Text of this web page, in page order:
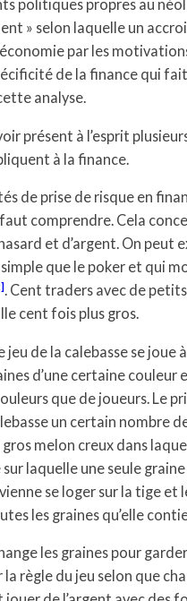
politiques propres au
» selon laquelle un
par les
de la finance qui
analyse.
présent à l’esprit
à la finance.
de prise de risque en
comprendre. Cela
et d’argent. On peut
simple que le poker et qui
. Cent traders avec de
cent fois plus gros.
jeu de la calebasse se joue
d’une certaine
que de joueurs. Le
un certain nombre
melon creux dans
laquelle une seule
vienne se loger sur la tige
les graines qu’elle
les graines pour
règle du jeu selon que